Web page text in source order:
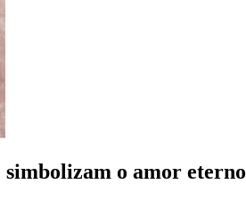
simbolizam o amor eterno